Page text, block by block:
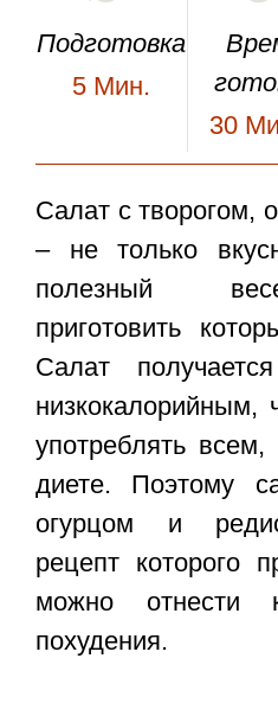
Подготовка
5 Мин.
30
Салат с творогом,
– не только
полезный
приготовить
Салат
низкокалорийным,
употреблять
диете. Поэтому
огурцом и
рецепт которого
можно отнести
похудения.